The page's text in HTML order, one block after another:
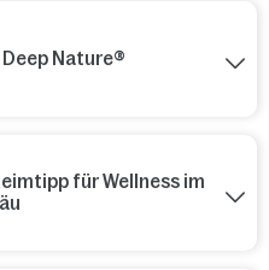
Deep Nature®
für Wellness im